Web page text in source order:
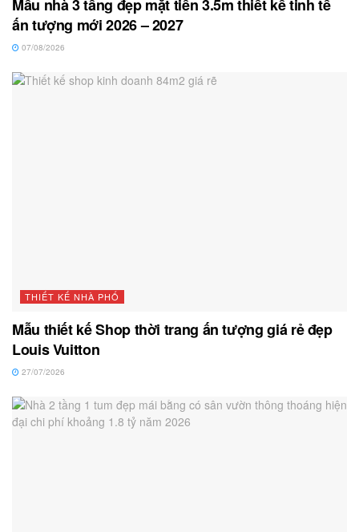
Mẫu nhà 3 tầng đẹp mặt tiền 3.5m thiết kế tinh tế
ấn tượng mới 2026 – 2027
07/08/2026
THIẾT KẾ NHÀ PHỐ
Mẫu thiết kế Shop thời trang ấn tượng giá rẻ đẹp
Louis Vuitton
27/07/2026